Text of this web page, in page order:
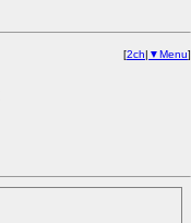
[2ch| ▼Menu]